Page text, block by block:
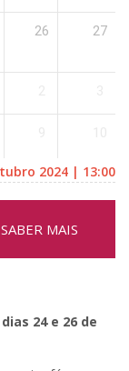
26 27
2024 | 13:00
SABER MAIS
24 e 26 de